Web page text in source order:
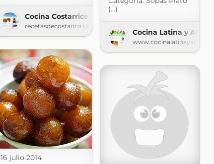
(...)
Cocina Latina y Algo
Cocina Costarricense
recetasdecostarica.blogspot.com
16 julio 2014